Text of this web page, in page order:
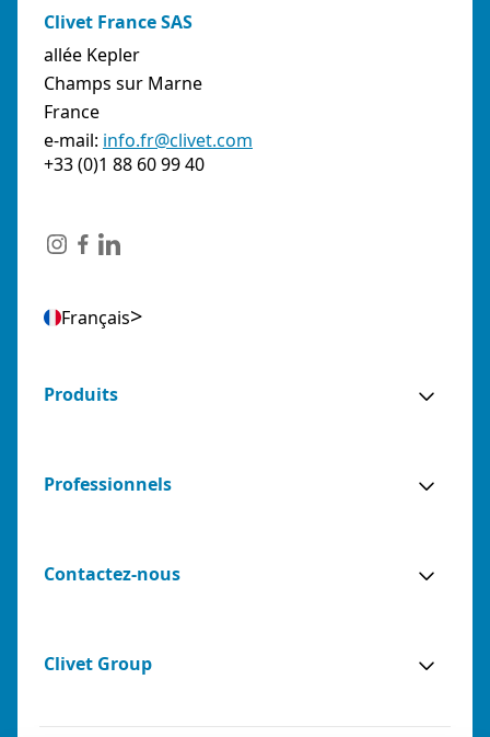
Clivet France SAS
allée Kepler
Champs sur Marne
France
e-mail: info.fr@clivet.com
+33 (0)1 88 60 99 40
Français
Produits
Professionnels
Contactez-nous
Clivet Group